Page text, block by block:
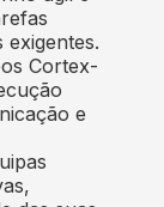
exigentes.
Cortex-
e